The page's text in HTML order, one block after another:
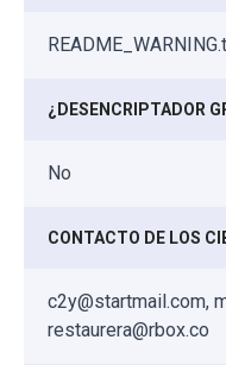
¿DESENCRIPTADOR
No
CONTACTO DE LOS
c2y@startmail.com,
restaurera@rbox.co